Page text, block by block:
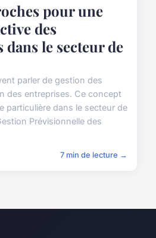
pour une
des
dans le secteur de
parler de gestion des
des entreprises. Ce concept
particulière dans le secteur de
Prévisionnelle des
7 min de lecture →